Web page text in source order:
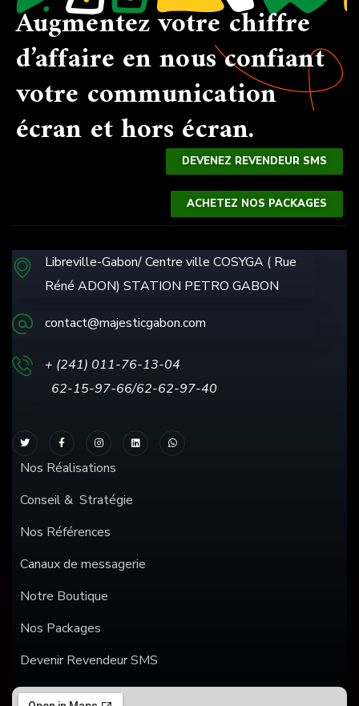
Augmentez votre chiffre
d’affaire en nous confiant
votre communication
écran et hors écran.
DEVENEZ REVENDEUR SMS
ACHETEZ NOS PACKAGES
Libreville-Gabon/ Centre ville COSYGA ( Rue
Réné ADON) STATION PETRO GABON
contact@majesticgabon.com
+ (241) 011-76-13-04
62-15-97-66/62-62-97-40
Nos Réalisations
Conseil & Stratégie
Nos Références
Canaux de messagerie
Notre Boutique
Nos Packages
Devenir Revendeur SMS